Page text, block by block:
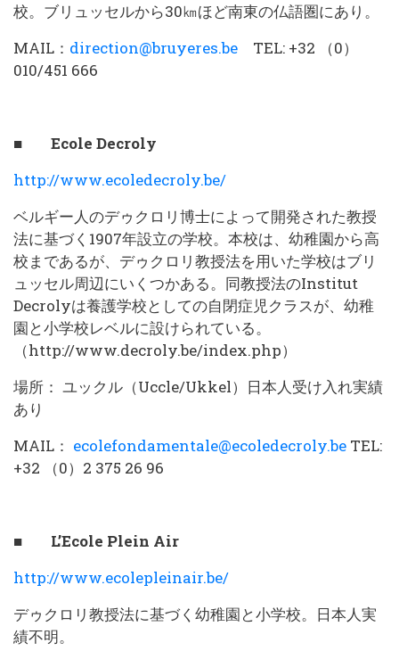
校。ブリュッセルから30㎞ほど南東の仏語圏にあり。
MAIL： direction@bruyeres.be TEL: +32 （0）
010/451 666
■ Ecole Decroly
http://www.ecoledecroly.be/
ベルギー人のデゥクロリ博士によって開発された教授
法に基づく1907年設立の学校。本校は、幼稚園から高
校まであるが、デゥクロリ教授法を用いた学校はブリ
ュッセル周辺にいくつかある。同教授法のInstitut
Decrolyは養護学校としての自閉症児クラスが、幼稚
園と小学校レベルに設けられている。
（http://www.decroly.be/index.php）
場所： ユックル（Uccle/Ukkel）日本人受け入れ実績
あり
MAIL： ecolefondamentale@ecoledecroly.be TEL:
+32 （0）2 375 26 96
■ L’Ecole Plein Air
http://www.ecolepleinair.be/
デゥクロリ教授法に基づく幼稚園と小学校。日本人実
績不明。